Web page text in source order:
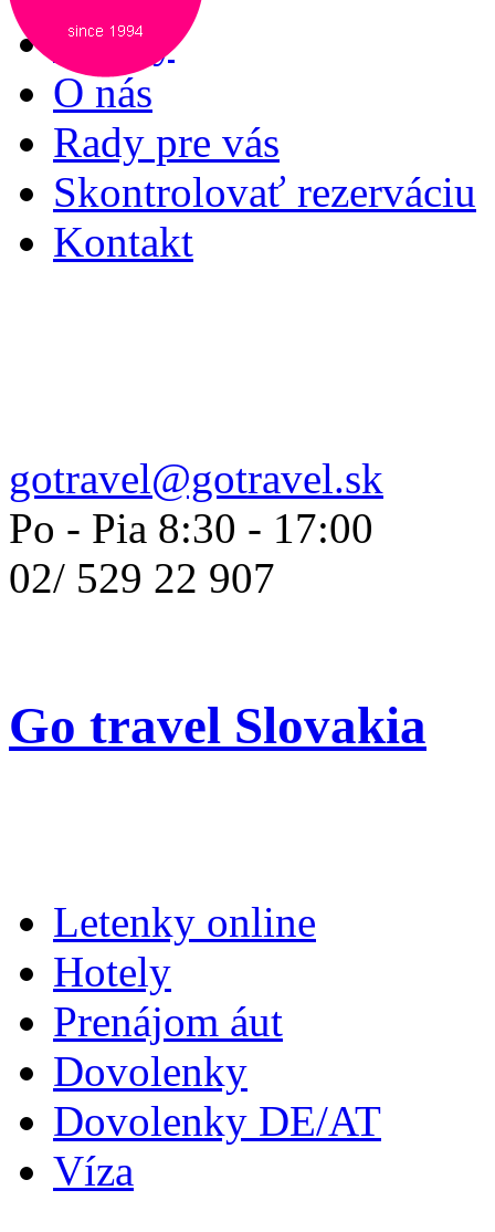
Služby
O nás
Rady pre vás
Skontrolovať rezerváciu
Kontakt
gotravel@gotravel.sk
Po - Pia 8:30 - 17:00
02/ 529 22 907
Go travel Slovakia
Letenky online
Hotely
Prenájom áut
Dovolenky
Dovolenky DE/AT
Víza